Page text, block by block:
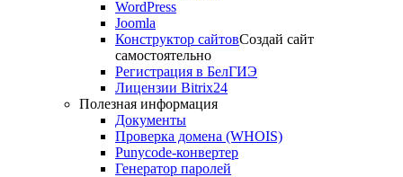
WordPress
Joomla
Конструктор сайтовСоздай сайт
самостоятельно
Регистрация в БелГИЭ
Лицензии Bitrix24
Полезная информация
Документы
Проверка домена (WHOIS)
Punycode-конвертер
Генератор паролей